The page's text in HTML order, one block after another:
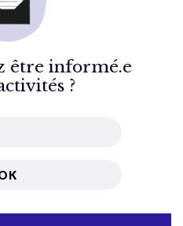
être informé.e
?